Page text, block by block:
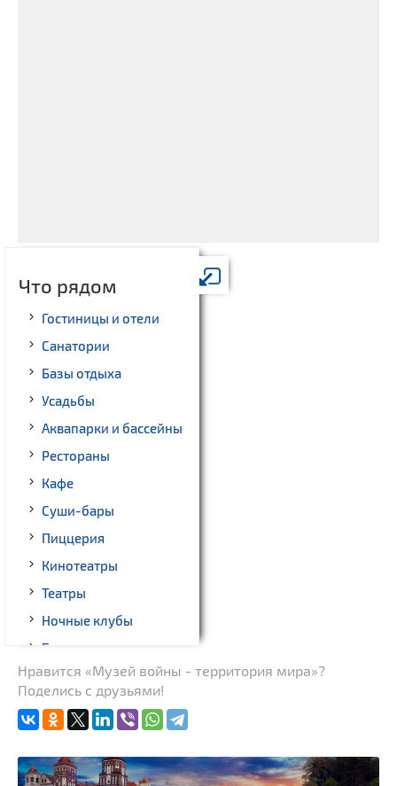
Что рядом
Гостиницы и отели
Санатории
Базы отдыха
Усадьбы
Аквапарки и бассейны
Рестораны
Кафе
Суши-бары
Пиццерия
Кинотеатры
Театры
Ночные клубы
Бильярд
Казино
Торговые центры,
универмаги
перевозки
Нравится «Музей войны - территория мира»?
Поделись с друзьями!